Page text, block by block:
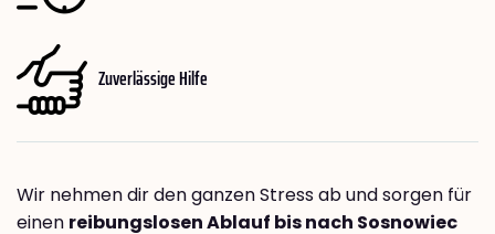
Zuverlässige Hilfe
Wir nehmen dir den ganzen Stress ab und sorgen für
einen reibungslosen Ablauf bis nach Sosnowiec